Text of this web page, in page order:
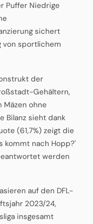
Puffer Niedrige
sichert
von sportlichem
der
Gehältern,
ohne
Bilanz sieht dank
(61,7%) zeigt die
kommt nach Hopp?'
werden
auf den DFL-
2023/24,
insgesamt